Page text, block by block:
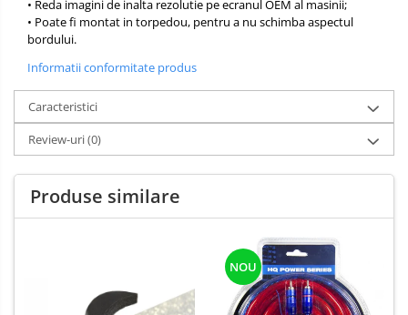
• Reda imagini de inalta rezolutie pe ecranul OEM al masinii;
• Poate fi montat in torpedou, pentru a nu schimba aspectul
bordului.
Informatii conformitate produs
Caracteristici
Review-uri(0)
Produse similare
NOU